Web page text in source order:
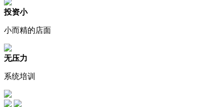
投资小
小而精的店面
无压力
系统培训